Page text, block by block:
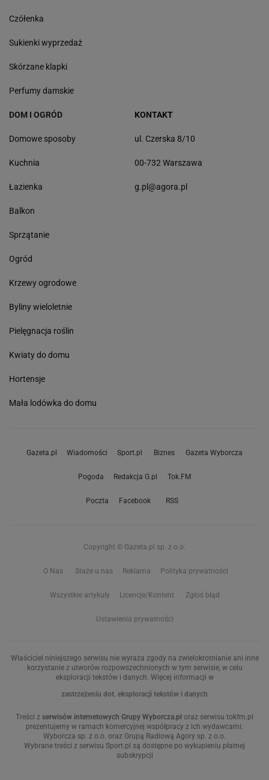
Czółenka
Sukienki wyprzedaż
Skórzane klapki
Perfumy damskie
DOM I OGRÓD
Domowe sposoby
Kuchnia
Łazienka
Balkon
Sprzątanie
Ogród
Krzewy ogrodowe
Byliny wieloletnie
Pielęgnacja roślin
Kwiaty do domu
Hortensje
Mała lodówka do domu
KONTAKT
ul. Czerska 8/10
00-732 Warszawa
g.pl@agora.pl
Gazeta.pl Wiadomości Sport.pl Biznes Gazeta Wyborcza
Pogoda Redakcja G.pl Tok.FM
Poczta Facebook RSS
Copyright © Gazeta.pl sp. z o.o.
O Nas Staże u nas Reklama Polityka prywatności
Wszystkie artykuły Licencje/Kontent Zgłoś błąd
Ustawienia prywatności
Właściciel niniejszego serwisu nie wyraża zgody na zwielokrotnianie ani inne
korzystanie z utworów rozpowszechnionych w tym serwisie, w celu
eksploracji tekstów i danych. Więcej informacji w
zastrzeżeniu dot. eksploracji tekstów i danych
Treści z serwisów internetowych Grupy Wyborcza.pl oraz serwisu tokfm.pl
prezentujemy w ramach komercyjnej współpracy z ich wydawcami:
Wyborcza sp. z o.o. oraz Grupą Radiową Agory sp. z o.o.
Wybrane treści z serwisu Sport.pl są dostępne po wykupieniu płatnej
subskrypcji